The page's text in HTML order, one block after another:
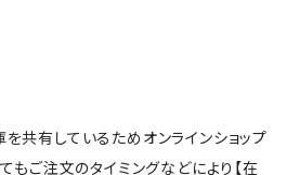
共有しているためオンラインショップ
もご注文のタイミングなどにより【在